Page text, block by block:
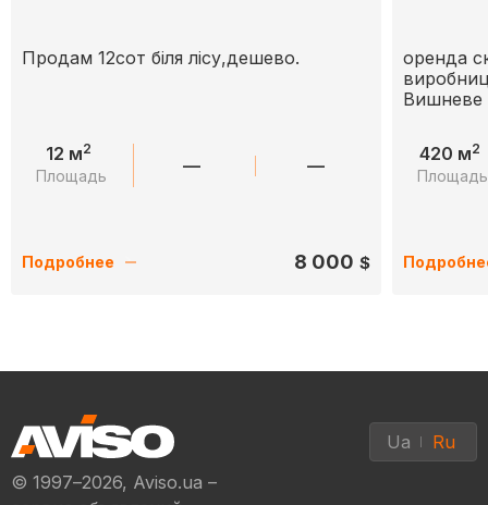
Продам 12сот біля лісу,дешево.
12 м2
Площадь — —
Подробнее 8 000 $
оренда
Вишневе
420 м2
Площадь
© 1997–2026, Aviso.ua –
Ua Ru